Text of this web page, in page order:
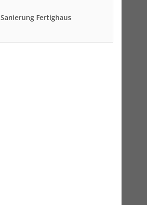
Sanierung Fertighaus